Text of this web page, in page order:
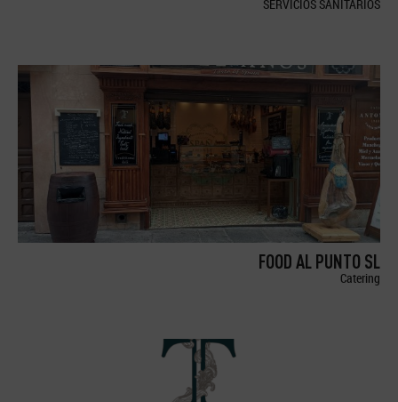
SERVICIOS SANITARIOS
FOOD AL PUNTO SL
Catering